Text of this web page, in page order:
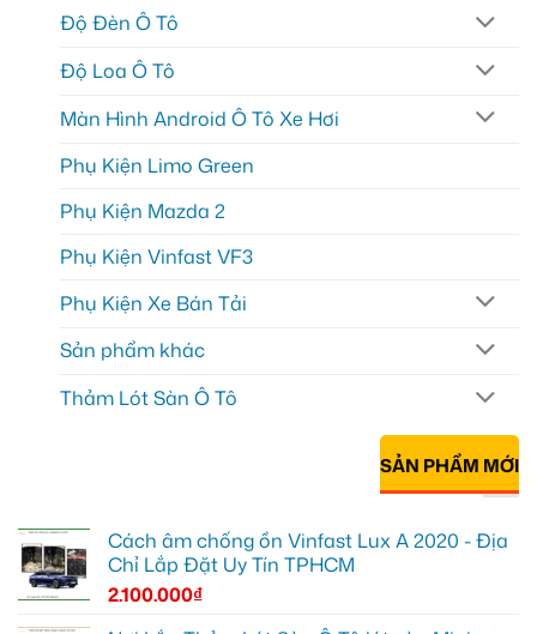
Độ Đèn Ô Tô
Độ Loa Ô Tô
Màn Hình Android Ô Tô Xe Hơi
Phụ Kiện Limo Green
Phụ Kiện Mazda 2
Phụ Kiện Vinfast VF3
Phụ Kiện Xe Bán Tải
Sản phẩm khác
Thảm Lót Sàn Ô Tô
SẢN PHẨM MỚI
Cách âm chống ồn Vinfast Lux A 2020 - Địa
Chỉ Lắp Đặt Uy Tín TPHCM
2.100.000₫